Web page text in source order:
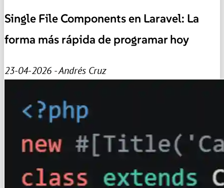
Single File Components en Laravel: La
forma más rápida de programar hoy
23-04-2026 - Andrés Cruz